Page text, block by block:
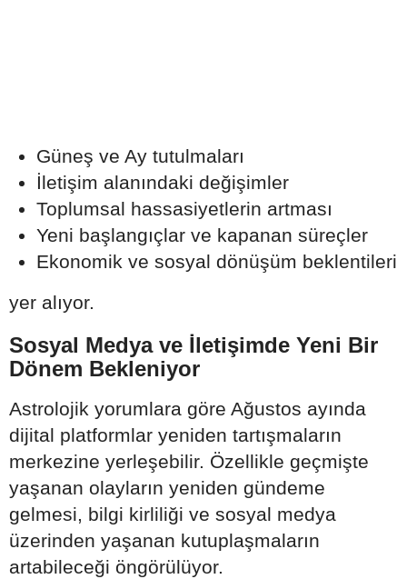
Güneş ve Ay tutulmaları
İletişim alanındaki değişimler
Toplumsal hassasiyetlerin artması
Yeni başlangıçlar ve kapanan süreçler
Ekonomik ve sosyal dönüşüm beklentileri
yer alıyor.
Sosyal Medya ve İletişimde Yeni Bir
Dönem Bekleniyor
Astrolojik yorumlara göre Ağustos ayında
dijital platformlar yeniden tartışmaların
merkezine yerleşebilir. Özellikle geçmişte
yaşanan olayların yeniden gündeme
gelmesi, bilgi kirliliği ve sosyal medya
üzerinden yaşanan kutuplaşmaların
artabileceği öngörülüyor.